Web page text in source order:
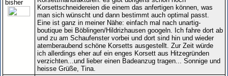
bisher
Korsettschneidereien die einem das anfertigen können, was
man sich wünscht und dann bestimmt auch optimal passt.
Eine ist ganz in meiner Nähe: einfach mal nach unartig-
boutique bei Böblingen/Hildrizhausen googeln. Ich fahre dort ab
und zu am Schaufenster vorbei und dort sind hin und wieder
atemberaubend schöne Korsetts ausgestellt. Zur Zeit würde
ich allerdings eher auf ein enges Korsett aus Hitzegründen
verzichten...und lieber einen Badeanzug tragen... Sonnige und
heisse Grüße, Tina.